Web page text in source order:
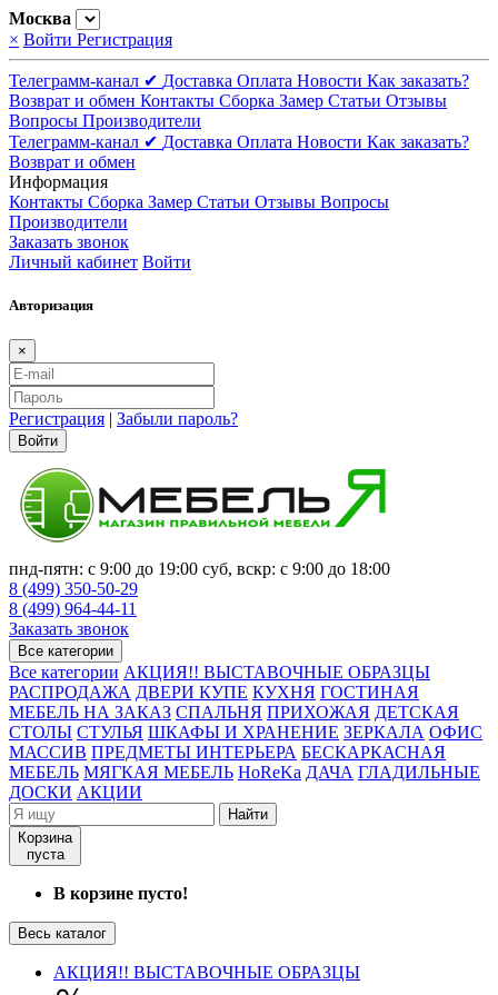
Москва
× Войти Регистрация
Телеграмм-канал ✔ Доставка Оплата Новости Как заказать?
Возврат и обмен Контакты Сборка Замер Статьи Отзывы
Вопросы Производители
Телеграмм-канал ✔ Доставка Оплата Новости Как заказать?
Возврат и обмен
Информация
Контакты Сборка Замер Статьи Отзывы Вопросы
Производители
Заказать звонок
Личный кабинет Войти
Авторизация
×
Регистрация | Забыли пароль?
Войти
пнд-пятн: с 9:00 до 19:00 суб, вскр: с 9:00 до 18:00
8 (499) 350-50-29
8 (499) 964-44-11
Заказать звонок
Все категории
Все категории АКЦИЯ!! ВЫСТАВОЧНЫЕ ОБРАЗЦЫ
РАСПРОДАЖА ДВЕРИ КУПЕ КУХНЯ ГОСТИНАЯ
МЕБЕЛЬ НА ЗАКАЗ СПАЛЬНЯ ПРИХОЖАЯ ДЕТСКАЯ
СТОЛЫ СТУЛЬЯ ШКАФЫ И ХРАНЕНИЕ ЗЕРКАЛА ОФИС
МАССИВ ПРЕДМЕТЫ ИНТЕРЬЕРА БЕСКАРКАСНАЯ
МЕБЕЛЬ МЯГКАЯ МЕБЕЛЬ HoReKa ДАЧА ГЛАДИЛЬНЫЕ
ДОСКИ АКЦИИ
Найти
Корзина
пуста
В корзине пусто!
Весь каталог
АКЦИЯ!! ВЫСТАВОЧНЫЕ ОБРАЗЦЫ